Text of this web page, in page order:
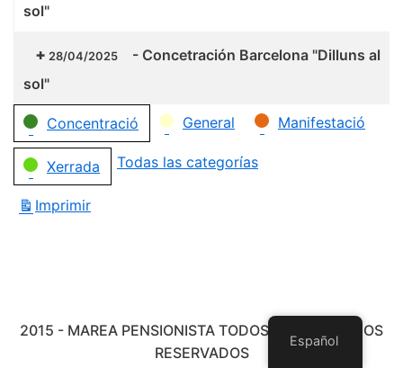
sol"
28/04/2025 - Concetración Barcelona "Dilluns al
sol"
Categorías
Concentració General Manifestació
Xerrada Todas las categorías
Imprimir
2015 - MAREA PENSIONISTA TODOS LOS DERECHOS
RESERVADOS
Español